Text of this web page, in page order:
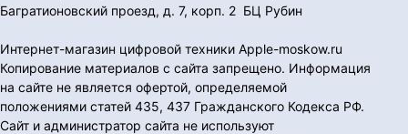
Багратионовский проезд, д. 7, корп. 2 БЦ Рубин
Интернет-магазин цифровой техники Apple-moskow.ru
Копирование материалов с сайта запрещено. Информация
на сайте не является офертой, определяемой
положениями статей 435, 437 Гражданского Кодекса РФ.
Сайт и администратор сайта не используют